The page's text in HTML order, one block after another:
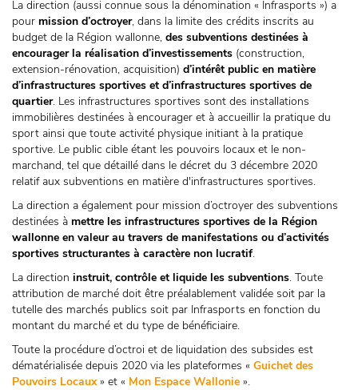
La direction (aussi connue sous la dénomination « Infrasports ») a
pour mission d’octroyer, dans la limite des crédits inscrits au
budget de la Région wallonne, des subventions destinées à
encourager la réalisation d’investissements (construction,
extension-rénovation, acquisition) d’intérêt public en matière
d’infrastructures sportives et d’infrastructures sportives de
quartier. Les infrastructures sportives sont des installations
immobilières destinées à encourager et à accueillir la pratique du
sport ainsi que toute activité physique initiant à la pratique
sportive. Le public cible étant les pouvoirs locaux et le non-
marchand, tel que détaillé dans le décret du 3 décembre 2020
relatif aux subventions en matière d'infrastructures sportives.
La direction a également pour mission d’octroyer des subventions
destinées à mettre les infrastructures sportives de la Région
wallonne en valeur au travers de manifestations ou d’activités
sportives structurantes à caractère non lucratif.
La direction instruit, contrôle et liquide les subventions. Toute
attribution de marché doit être préalablement validée soit par la
tutelle des marchés publics soit par Infrasports en fonction du
montant du marché et du type de bénéficiaire.
Toute la procédure d’octroi et de liquidation des subsides est
dématérialisée depuis 2020 via les plateformes « Guichet des
Pouvoirs Locaux» et « Mon Espace Wallonie ».